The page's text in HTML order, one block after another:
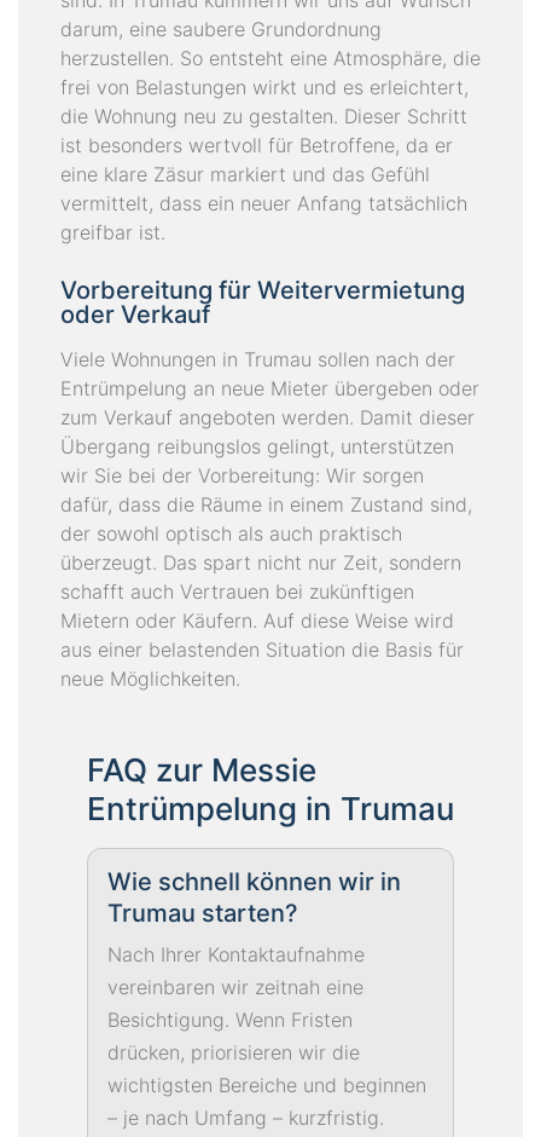
darum, eine saubere Grundordnung
herzustellen. So entsteht eine Atmosphäre, die
frei von Belastungen wirkt und es erleichtert,
die Wohnung neu zu gestalten. Dieser Schritt
ist besonders wertvoll für Betroffene, da er
eine klare Zäsur markiert und das Gefühl
vermittelt, dass ein neuer Anfang tatsächlich
greifbar ist.
Vorbereitung für Weitervermietung
oder Verkauf
Viele Wohnungen in Trumau sollen nach der
Entrümpelung an neue Mieter übergeben oder
zum Verkauf angeboten werden. Damit dieser
Übergang reibungslos gelingt, unterstützen
wir Sie bei der Vorbereitung: Wir sorgen
dafür, dass die Räume in einem Zustand sind,
der sowohl optisch als auch praktisch
überzeugt. Das spart nicht nur Zeit, sondern
schafft auch Vertrauen bei zukünftigen
Mietern oder Käufern. Auf diese Weise wird
aus einer belastenden Situation die Basis für
neue Möglichkeiten.
FAQ zur Messie
Entrümpelung in Trumau
Wie schnell können wir in
Trumau starten?
Nach Ihrer Kontaktaufnahme
vereinbaren wir zeitnah eine
Besichtigung. Wenn Fristen
drücken, priorisieren wir die
wichtigsten Bereiche und beginnen
– je nach Umfang – kurzfristig.